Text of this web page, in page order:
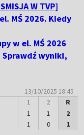
W TVP]
MŚ 2026. Kiedy
w el. MŚ 2026
Sprawdź wyniki,
13/10/2025 18:45
1
1
1
2
1
0
R
2
1